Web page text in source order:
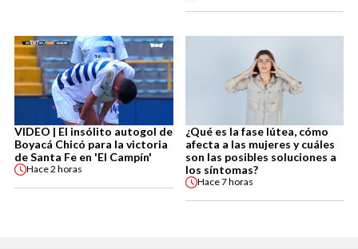
VIDEO | El insólito autogol de
Boyacá Chicó para la victoria
de Santa Fe en 'El Campín'
Hace2 horas
¿Qué es la fase lútea, cómo
afecta a las mujeres y cuáles
son las posibles soluciones a
los síntomas?
Hace7 horas